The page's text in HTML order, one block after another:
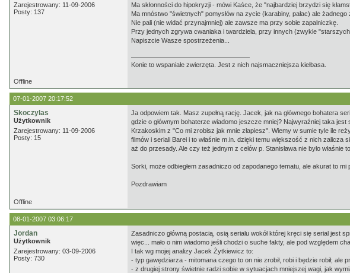
Zarejestrowany: 11-09-2006
Posty: 137
Ma skłonności do hipokryzji - mówi Kaśce, że "najbardziej brzydzi się
Ma mnóstwo "świetnych" pomysłów na zycie (karabiny, pałac) ale
Nie pali (nie widać przynajmniej) ale zawsze ma przy sobie zapalniczkę.
Przy jednych zgrywa cwaniaka i twardziela, przy innych (zwykle
Napiszcie Wasze spostrzeżenia...
Konie to wspaniałe zwierzęta. Jest z nich najsmaczniejsza kiełbasa.
Offline
07-01-2007 20:17:52
Skoczylas
Użytkownik
Zarejestrowany: 11-09-2006
Posty: 15
Ja odpowiem tak. Masz zupełną rację. Jacek, jak na głównego bohatera
gdzie o głównym bohaterze wiadomo jeszcze mniej? Najwyraźniej taka
Krzakoskim z "Co mi zrobisz jak mnie złapiesz". Wiemy w sumie tyle ile
filmów i seriali Barei i to właśnie m.in. dzięki temu większość z nich
aż do przesady. Ale czy też jednym z celów p. Stanisława nie było
Sorki, może odbiegłem zasadniczo od zapodanego tematu, ale akurat to mi
Pozdrawiam
Offline
08-01-2007 03:06:17
Jordan
Użytkownik
Zarejestrowany: 03-09-2006
Posty: 730
Zasadniczo główną postacią, osią serialu wokół której kręci się serial jest
więc... mało o nim wiadomo jeśli chodzi o suche fakty, ale pod względem
I tak wg mojej analizy Jacek Żytkiewicz to:
- typ gawędziarza - mitomana czego to on nie zrobił, robi i będzie robił,
- z drugiej strony świetnie radzi sobie w sytuacjach mniejszej wagi, jak